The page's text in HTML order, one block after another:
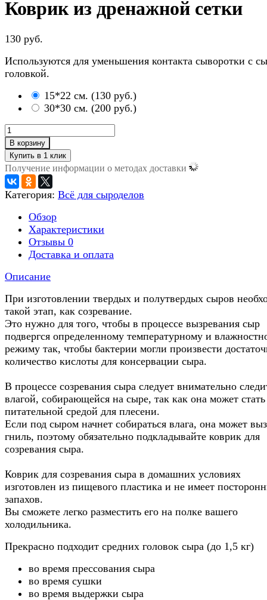
Коврик из дренажной сетки
130 руб.
Используются для уменьшения контакта сыворотки с
головкой.
15*22 см. (130 руб.)
30*30 см. (200 руб.)
В корзину
Получение информации о методах доставки
Категория: Всё для сыроделов
Обзор
Характеристики
Отзывы 0
Доставка и оплата
Описание
При изготовлении твердых и полутвердых сыров
такой этап, как созревание.
Это нужно для того, чтобы в процессе вызревания сыр
подвергся определенному температурному и
режиму так, чтобы бактерии могли произвести
количество кислоты для консервации сыра.
В процессе созревания сыра следует внимательно
влагой, собирающейся на сыре, так как она может стать
питательной средой для плесени.
Если под сыром начнет собираться влага, она может
гниль, поэтому обязательно подкладывайте коврик для
созревания сыра.
Коврик для созревания сыра в домашних условиях
изготовлен из пищевого пластика и не имеет
запахов.
Вы сможете легко разместить его на полке вашего
холодильника.
Прекрасно подходит средних головок сыра (до 1,5 кг)
во время прессования сыра
во время сушки
во время выдержки сыра